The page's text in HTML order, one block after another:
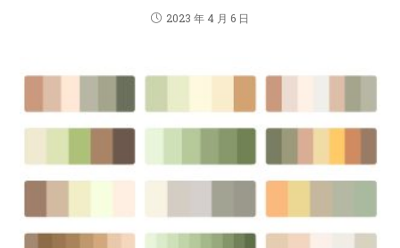
2023 年 4 月 6 日